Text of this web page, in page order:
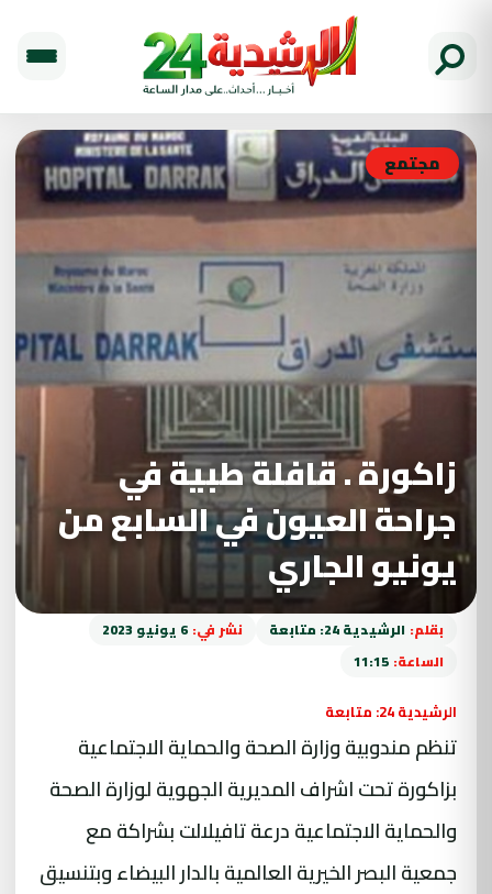
مجتمع
زاكورة . قافلة طبية في
جراحة العيون في السابع من
يونيو الجاري
بقلم: الرشيدية 24: متابعة نشر في: 6 يونيو 2023
الساعة: 11:15
الرشيدية 24: متابعة
تنظم مندوبية وزارة الصحة والحماية الاجتماعية
بزاكورة تحت اشراف المديرية الجهوية لوزارة الصحة
والحماية الاجتماعية درعة تافيلالت بشراكة مع
جمعية البصر الخيرية العالمية بالدار البيضاء وبتنسيق